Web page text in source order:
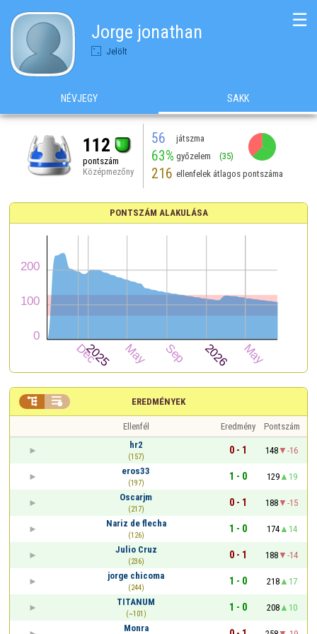
Jorge jonathan
Jelölt
☰
NÉVJEGY SAKK
112
pontszám
Középmezőny
56 játszma
63% győzelem (35)
216 ellenfelek átlagos pontszáma
PONTSZÁM ALAKULÁSA
EREDMÉNYEK
 
Ellenfél Eredmény
Pontszám
hr2
(157)
0 - 1 148
-16
eros33
(197)
1 - 0 129
19
Oscarjm
(217)
0 - 1 188
-15
Nariz de flecha
(126)
1 - 0 174
14
Julio Cruz
(236)
0 - 1 188
-14
jorge chicoma
(244)
1 - 0 218
17
TITANUM
(~101)
1 - 0 208
10
Monra